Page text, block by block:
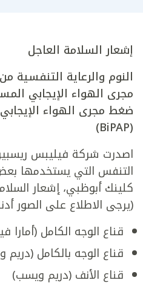
إشعار السلامة العاجل
النوم والرعاية
ضغط مجرى الهواء
(BiPAP)
اصدرت شركة فيليبس
التنفس التي يستخدمها
كلينك أبوظبي، إشعار
(يرجى الاطلاع على الصور
قناع الوجه الكامل (أمارا
قناع الوجه بالكامل (دريم
قناع الأنف (دريم ويسب)